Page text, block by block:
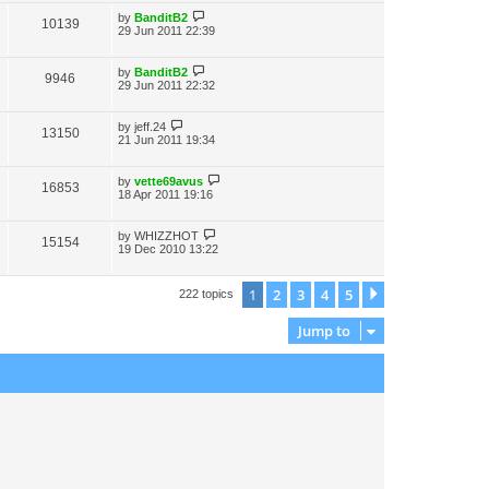
10139 by BanditB2
29 Jun 2011 22:39
9946 by BanditB2
29 Jun 2011 22:32
13150 by jeff.24
21 Jun 2011 19:34
16853 by vette69avus
18 Apr 2011 19:16
15154 by WHIZZHOT
19 Dec 2010 13:22
222 topics 1 2 3 4 5
Jump to